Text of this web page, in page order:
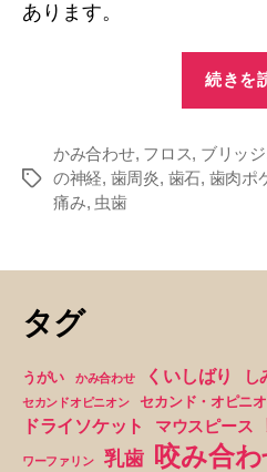
あります。
続きを
タ
かみ合わせ, フロス, ブリッジ
の神経, 歯周炎, 歯石, 歯肉ポ
痛み, 虫歯
タグ
うがい かみ合わせ くいしばり し
セカンドオピニオン セカンド・オピニ
ドライソケット マウスピース
ワーファリン 乳歯 咬み合わ